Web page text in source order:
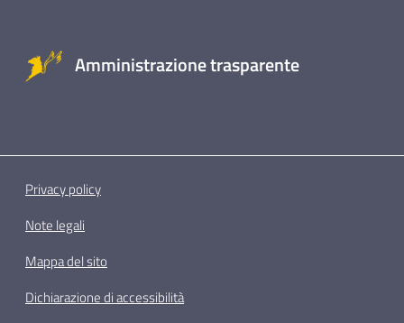
Amministrazione trasparente
Privacy policy
Note legali
Mappa del sito
Dichiarazione di accessibilità